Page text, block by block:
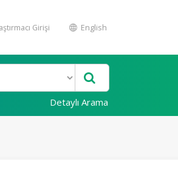
Girişi English
Detaylı Arama